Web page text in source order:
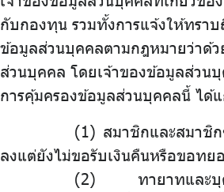
กับกองทุน รวมทั้งการแจ้งให้ทราบ
ข้อมูลส่วนบุคคลตามกฎหมายว่าด้ว
ส่วนบุคคล โดยเจ้าของข้อมูลส่วน
การคุ้มครองข้อมูลส่วนบุคคลนี้ ได้
สมาชิกและสมาชิ
ลงแต่ยังไม่ขอรับเงินคืนหรือขอทย
ทายาทและบุค